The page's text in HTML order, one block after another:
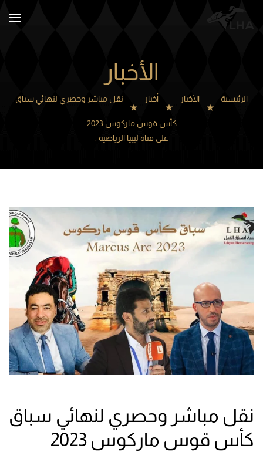
الأخبار
الرئيسية الأخبار أخبار نقل مباشر وحصري لنهائي سباق
كأس قوس ماركوس 2023
على قناة ليبيا الرياضية .
نقل مباشر وحصري لنهائي سباق
كأس قوس ماركوس 2023